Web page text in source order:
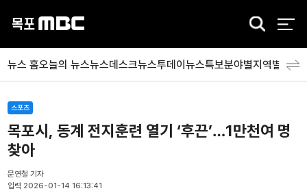
검
뉴스 홈오늘의 뉴스뉴스데스크뉴스투데이뉴스특보분야별지역별 뉴스
스포츠
목포시, 동계 전지훈련 열기 ‘후끈’…1만천여 명
찾아
문연철 기자
입력 2026-01-14 16:13:41